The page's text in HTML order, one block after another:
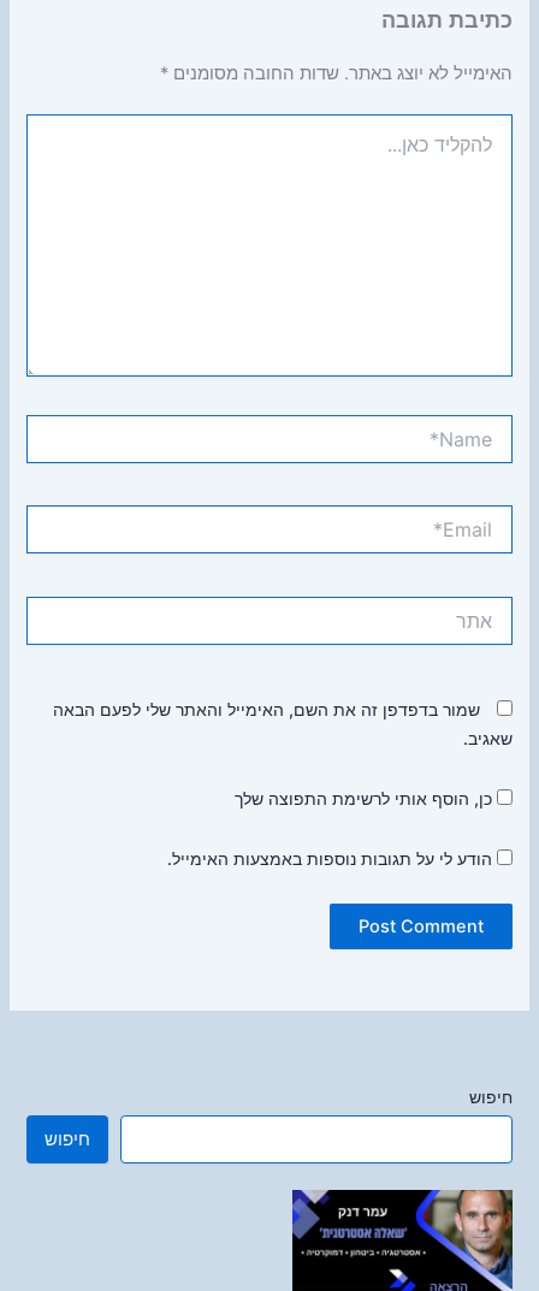
כתיבת תגובה
האימייל לא יוצג באתר. שדות החובה מסומנים*
כאן...
שמור בדפדפן זה את השם, האימייל והאתר שלי לפעם הבאה
שאגיב.
כן, הוסף אותי לרשימת התפוצה שלך
הודע לי על תגובות נוספות באמצעות האימייל.
חיפוש
חיפוש